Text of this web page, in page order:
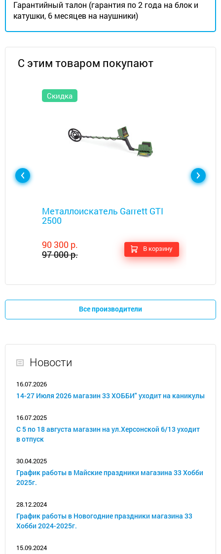
Гарантийный талон (гарантия по 2 года на блок и
катушки, 6 месяцев на наушники)
С этим товаром покупают
Скидка
Металлоискатель Garrett GTI
2500
90 300 р.
97 000 р.
В корзину
Все производители
Новости
16.07.2026
14-27 Июля 2026 магазин 33 ХОББИ" уходит на каникулы
16.07.2025
С 5 по 18 августа магазин на ул.Херсонской 6/13 уходит
в отпуск
30.04.2025
График работы в Майские праздники магазина 33 Хобби
2025г.
28.12.2024
График работы в Новогодние праздники магазина 33
Хобби 2024-2025г.
15.09.2024